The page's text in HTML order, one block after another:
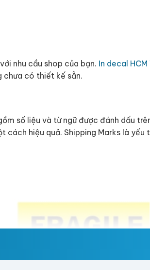
nhu cầu shop của bạn. In decal HCM
chưa có thiết kế sẵn.
số liệu và từ ngữ được đánh dấu
hiệu quả. Shipping Marks là